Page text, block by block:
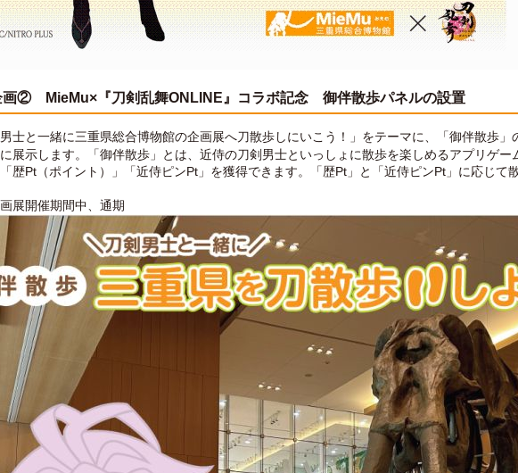
画② MieMu×『刀剣乱舞ONLINE』コラボ記念 御伴散歩パネルの設置
士と一緒に三重県総合博物館の企画展へ刀散歩しにいこう！」をテーマに、「御伴散歩」
展示します。「御伴散歩」とは、近侍の刀剣男士といっしょに散歩を楽しめるアプリゲ
歴Pt（ポイント）」「近侍ピンPt」を獲得できます。「歴Pt」と「近侍ピンPt」に応じて
展開催期間中、通期